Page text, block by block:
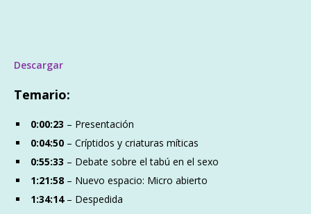
Descargar
Temario:
0:00:23 – Presentación
0:04:50 – Críptidos y criaturas míticas
0:55:33 – Debate sobre el tabú en el sexo
1:21:58 – Nuevo espacio: Micro abierto
1:34:14– Despedida